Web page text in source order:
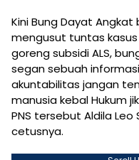
Kini Bung Dayat
mengusut tuntas
goreng subsidi ALS,
segan sebuah
akuntabilitas jangan
manusia kebal Hukum
PNS tersebut Aldila Leo
cetusnya.